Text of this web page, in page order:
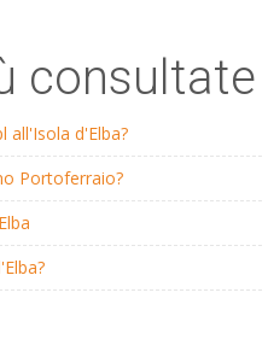
consultate
all'Isola d'Elba?
Portoferraio?